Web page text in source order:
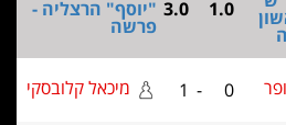
הרצליה -
מיכאל קלובסקי